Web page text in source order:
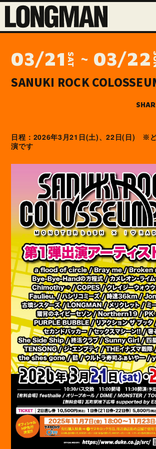
03/21 SAT 03/22
SANUKI ROCK
日程： 2026年3 月21 日 (土) 、22 日( 日 ) ※ど
演です